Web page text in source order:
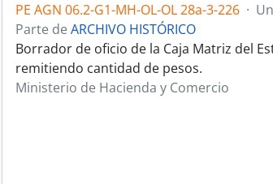
PE AGN 06.2-G1-MH-OL-OL 28a-3-226 ·
Parte de ARCHIVO HISTÓRICO
Borrador de oficio de la Caja Matriz del
remitiendo cantidad de pesos.
Ministerio de Hacienda y Comercio